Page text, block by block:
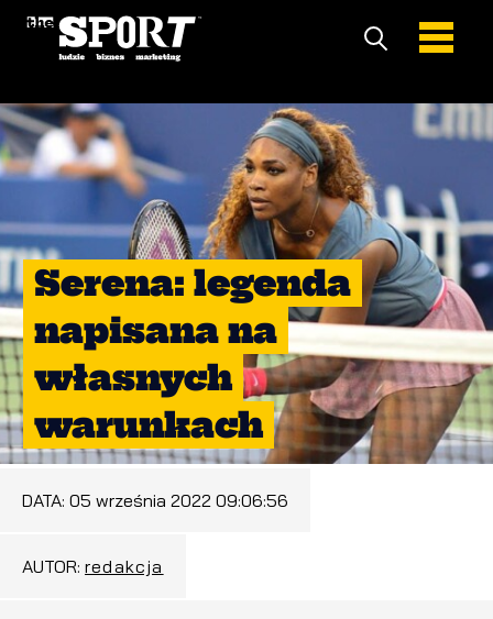
Serena: legenda
napisana na
własnych
warunkach
DATA: 05 września 2022 09:06:56
AUTOR: redakcja